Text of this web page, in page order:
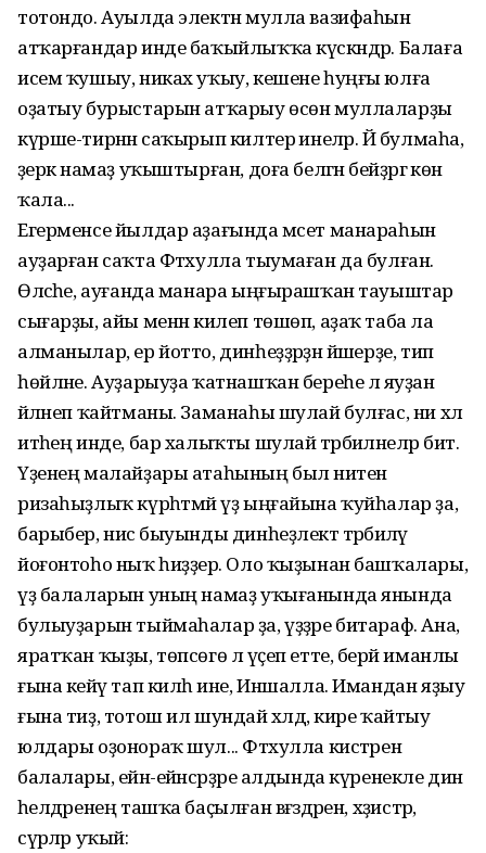
тотондо. Ауылда электән мулла вазифаһын
атҡарғандар инде баҡыйлыҡҡа күскәндәр. Балаға
исем ҡушыу, никах уҡыу, кешене һуңғы юлға
оҙатыу бурыстарын атҡарыу өсөн муллаларҙы
күрше-тирәнән саҡырып килтерә инеләр. Йә булмаһа,
әҙерәк намаҙ уҡыштырған, доға белгән әбейҙәргә көн
ҡала...
Егерменсе йылдар аҙағында мәсет манараһын
ауҙарған саҡта Фәтхулла тыумаған да булған.
Өләсәһе, ауғанда манара ыңғырашҡан тауыштар
сығарҙы, айы менән килеп төшөп, аҙаҡ таба ла
алманылар, ер йотто, динһеҙҙәрҙән йәшерҙе, тип
һөйләне. Ауҙарыуҙа ҡатнашҡан береһе лә яуҙан
әйләнеп ҡайтманы. Заманаһы шулай булғас, ни хәл
итәһең инде, бар халыҡты шулай тәрбиәләнеләр бит.
Үҙенең малайҙары атаһының был ниәтенә
ризаһыҙлыҡ күрһәтмәй үҙ ыңғайына ҡуйһалар ҙа,
барыбер, нисә быуынды динһеҙлектә тәрбиәләү
йоғонтоһо ныҡ һиҙҙерә. Оло ҡыҙынан башҡалары,
үҙ балаларын уның намаҙ уҡығанында янында
булыуҙарын тыймаһалар ҙа, үҙҙәре битараф. Ана,
яратҡан ҡыҙы, төпсөгө лә үҫеп етте, берәй иманлы
ғына кейәү тап килһә ине, Иншалла. Имандан яҙыу
ғына тиҙ, тотош ил шундай хәлдә, кире ҡайтыу
юлдары оҙонораҡ шул... Фәтхулла кистәрен
балалары, ейән-ейәнсәрҙәре алдында күренекле дин
әһелдәренең ташҡа баҫылған вәғәздәрен, хәҙистәр,
сүрәләр уҡый: